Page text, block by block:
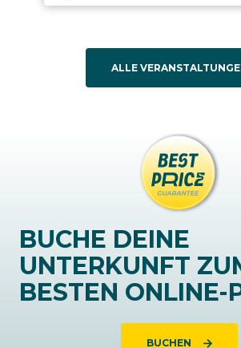
ALLE
BUCHE DEINE
UNTERKUNFT
BESTEN ONLINE-
BUCHEN